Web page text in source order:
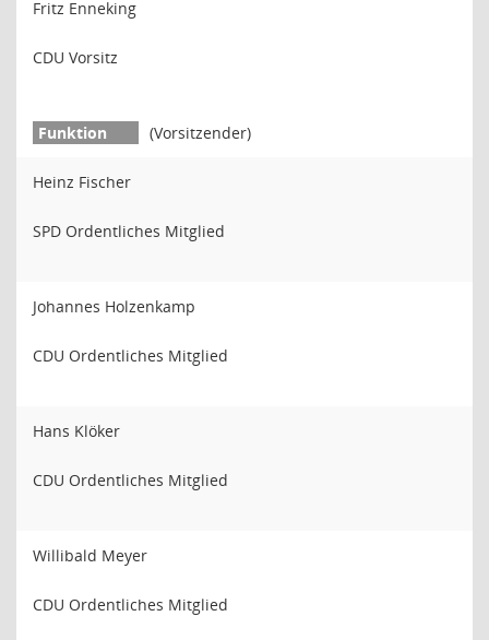
Fritz Enneking
CDU Vorsitz
(Vorsitzender)
Heinz Fischer
SPD Ordentliches Mitglied
Johannes Holzenkamp
CDU Ordentliches Mitglied
Hans Klöker
CDU Ordentliches Mitglied
Willibald Meyer
CDU Ordentliches Mitglied